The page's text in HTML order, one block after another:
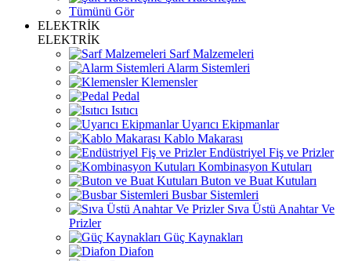
Tümünü Gör
ELEKTRİK
ELEKTRİK
Sarf Malzemeleri
Alarm Sistemleri
Klemensler
Pedal
Isıtıcı
Uyarıcı Ekipmanlar
Kablo Makarası
Endüstriyel Fiş ve Prizler
Kombinasyon Kutuları
Buton ve Buat Kutuları
Busbar Sistemleri
Sıva Üstü Anahtar Ve
Prizler
Güç Kaynakları
Diafon